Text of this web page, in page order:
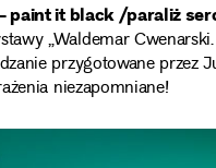
paint it black /paraliż
„Waldemar
przygotowane przez
niezapomniane!